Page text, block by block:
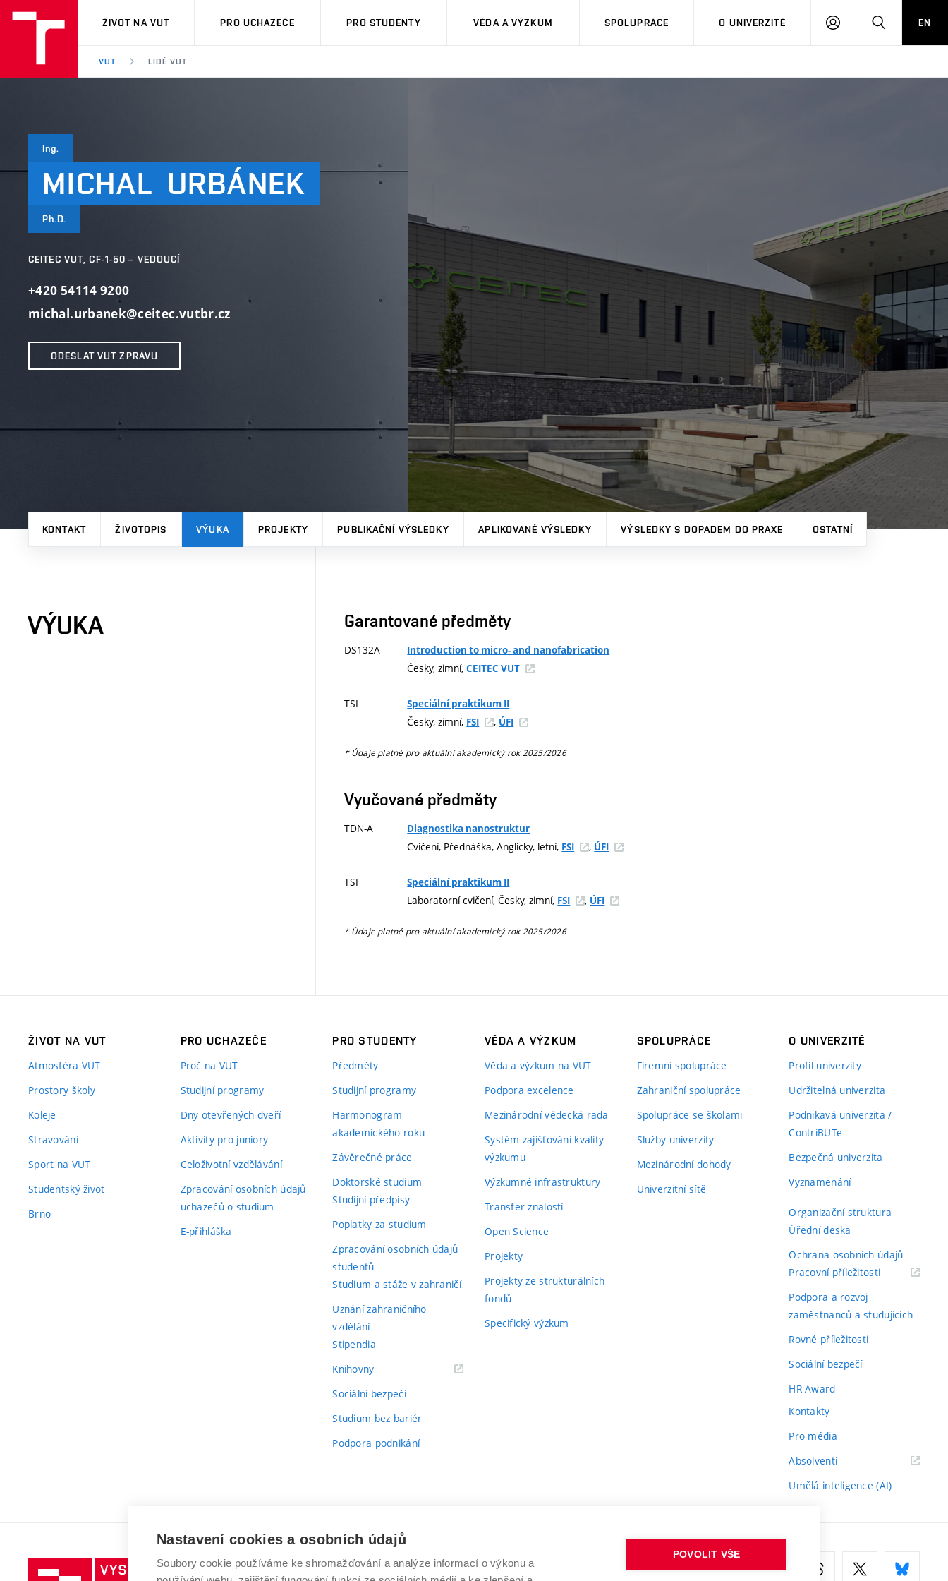
VUT
ŽIVOT NA VUT PRO UCHAZEČE PRO STUDENTY VĚDA A VÝZKUM SPOLUPRÁCE O UNIVERZITĚ
PŘIHLÁSIT HLEDATEN
VUT LIDÉ VUT
Ing.
MICHAL URBÁNEK
Ph.D.
CEITEC VUT, CF-1-50 – VEDOUCÍ
+420 54114 9200
michal.urbanek@ceitec.vutbr.cz
ODESLAT VUT ZPRÁVU
KONTAKT ŽIVOTOPIS VÝUKA PROJEKTY PUBLIKAČNÍ VÝSLEDKY APLIKOVANÉ VÝSLEDKY VÝSLEDKY S DOPADEM DO PRAXE OSTATNÍ
VÝUKA Garantované předměty
DS132A Introduction to micro- and nanofabrication
Česky, zimní,CEITEC VUT
TSI Speciální praktikum II
Česky, zimní, FSI , ÚFI
* Údaje platné pro aktuální akademický rok 2025/2026
Vyučované předměty
TDN-A Diagnostika nanostruktur
Cvičení, Přednáška, Anglicky, letní, FSI , ÚFI
TSI Speciální praktikum II
Laboratorní cvičení, Česky, zimní, FSI , ÚFI
* Údaje platné pro aktuální akademický rok 2025/2026
ŽIVOT NA VUT
Atmosféra VUT
Prostory školy
Koleje
Stravování
Sport na VUT
Studentský život
Brno
PRO UCHAZEČE
Proč na VUT
Studijní programy
Dny otevřených dveří
Aktivity pro juniory
Celoživotní vzdělávání
Zpracování osobních údajů
uchazečů o studium
E-přihláška
PRO STUDENTY
Předměty
Studijní programy
Harmonogram
akademického roku
Závěrečné práce
Doktorské studium
Studijní předpisy
Poplatky za studium
Zpracování osobních údajů
studentů
Studium a stáže v zahraničí
Uznání zahraničního
vzdělání
Stipendia
Knihovny(externí
Sociální bezpečí
Studium bez bariér
Podpora podnikání
VĚDA A VÝZKUM
Věda a výzkum na VUT
Podpora excelence
Mezinárodní vědecká rada
Systém zajišťování kvality
výzkumu
Výzkumné infrastruktury
Transfer znalostí
Open Science
Projekty
Projekty ze strukturálních
fondů
Specifický výzkum
SPOLUPRÁCE
Firemní spolupráce
Zahraniční spolupráce
Spolupráce se školami
Služby univerzity
Mezinárodní dohody
Univerzitní sítě
O UNIVERZITĚ
Profil univerzity
Udržitelná univerzita
Podnikavá univerzita /
ContriBUTe
Bezpečná univerzita
Vyznamenání
Organizační struktura
Úřední deska
Ochrana osobních údajů
Pracovní příležitosti(externí
Podpora a rozvoj
zaměstnanců a studujících
Rovné příležitosti
Sociální bezpečí
HR Award
Kontakty
Pro média
Absolventi(externí
Umělá inteligence (AI)
Vysoké
VYSOKÉ UČENÍ TECHNICKÉ V BRNĚ
Nastavení cookies a osobních údajů
Soubory cookie používáme ke shromažďování a analýze informací o výkonu a
POVOLIT VŠE